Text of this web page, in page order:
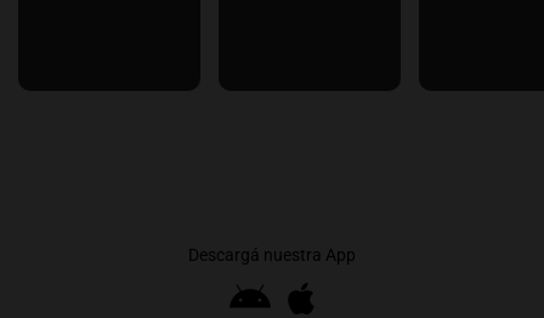
Descargá nuestra App